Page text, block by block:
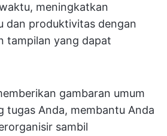
meningkatkan
dan produktivitas dengan
tampilan yang dapat
gambaran umum
tugas Anda, membantu Anda
sambil